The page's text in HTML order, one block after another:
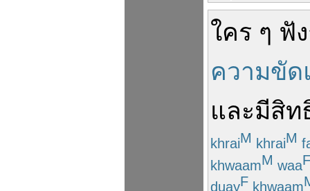
ใคร ๆ ฟัง
ความขัด
และมีสิท
khraiM khraiM
khwaamM waaF
duayF khwaam